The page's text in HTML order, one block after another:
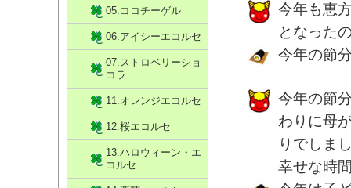
今年も恵
となった
今年の節
今年の節
わりに母
りでしま
幸せな時
05.ココチーゲル
06.アイシーエコルセ
07.ストロベリーショ
コラ
11.オレンジエコルセ
12.桜エコルセ
13.ハロウィーン・エ
コルセ